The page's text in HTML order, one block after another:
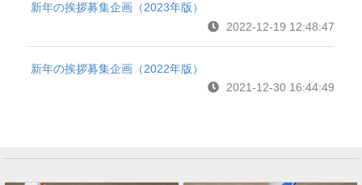
新年の挨拶募集企画（2023年版）
2022-12-19 12:48:47
新年の挨拶募集企画（2022年版）
2021-12-30 16:44:49